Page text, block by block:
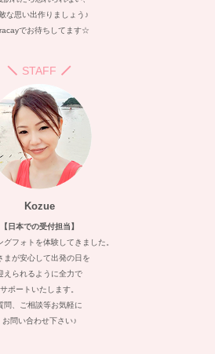
な思い出作りましょう♪
でお待ちしてます☆
STAFF
Kozue
【日本での受付担当】
グフォトを体験してきました。
まが安心して出発の日を
えられるように全力で
サポートいたします。
問、ご相談等お気軽に
お問い合わせ下さい♪